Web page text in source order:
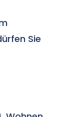
Sie